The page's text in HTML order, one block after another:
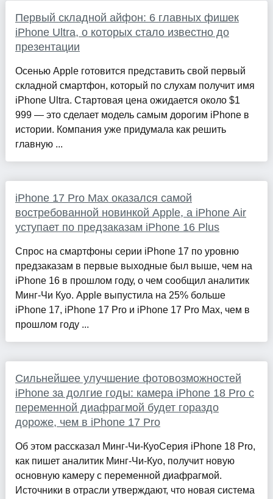
Первый складной айфон: 6 главных фишек
iPhone Ultra, о которых стало известно до
презентации
Осенью Apple готовится представить свой первый
складной смартфон, который по слухам получит имя
iPhone Ultra. Стартовая цена ожидается около $1
999 — это сделает модель самым дорогим iPhone в
истории. Компания уже придумала как решить
главную ...
iPhone 17 Pro Max оказался самой
востребованной новинкой Apple, а iPhone Air
уступает по предзаказам iPhone 16 Plus
Спрос на смартфоны серии iPhone 17 по уровню
предзаказам в первые выходные был выше, чем на
iPhone 16 в прошлом году, о чем сообщил аналитик
Минг-Чи Куо. Apple выпустила на 25% больше
iPhone 17, iPhone 17 Pro и iPhone 17 Pro Max, чем в
прошлом году ...
Сильнейшее улучшение фотовозможностей
iPhone за долгие годы: камера iPhone 18 Pro с
переменной диафрагмой будет гораздо
дороже, чем в iPhone 17 Pro
Об этом рассказал Минг-Чи-КуоСерия iPhone 18 Pro,
как пишет аналитик Минг-Чи-Куо, получит новую
основную камеру с переменной диафрагмой.
Источники в отрасли утверждают, что новая система